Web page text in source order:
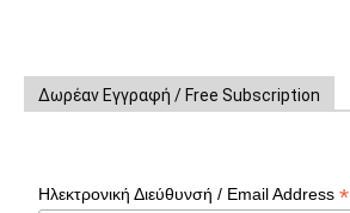
Δωρέαν Εγγραφή / Free Subscription
Ηλεκτρονική Διεύθυνσή / Email Address*